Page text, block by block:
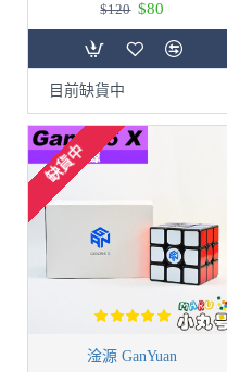
$80
$120
目前缺貨中
缺貨中
淦源 GanYuan